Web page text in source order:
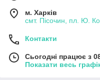
м. Харків
смт. Пісочин, пл. Ю.
Контакти
Сьогодні працює з
Показати весь